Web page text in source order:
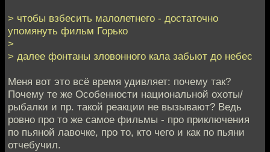
> чтобы взбесить малолетнего - достаточно
упомянуть фильм Горько
>
> далее фонтаны зловонного кала забьют до небес
Меня вот это всё время удивляет: почему так?
Почему те же Особенности национальной охоты/
рыбалки и пр. такой реакции не вызывают? Ведь
ровно про то же самое фильмы - про приключения
по пьяной лавочке, про то, кто чего и как по пьяни
отчебучил.